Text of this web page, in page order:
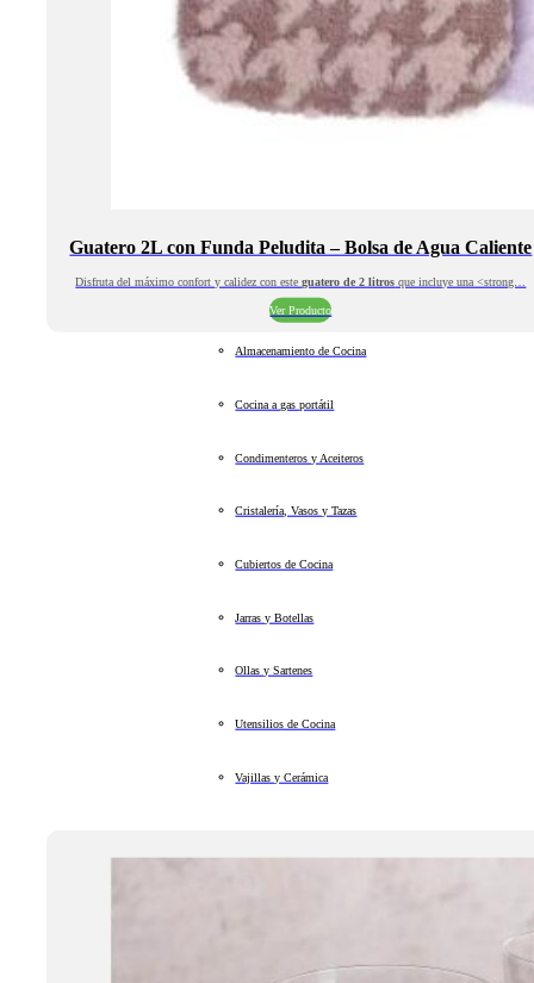
Guatero 2L con Funda Peludita – Bolsa de Agua Caliente
Disfruta del máximo confort y calidez con esteguatero de 2 litros que incluye una <strong…
Ver Producto
Almacenamiento de Cocina
Cocina a gas portátil
Condimenteros y Aceiteros
Cristalería, Vasos y Tazas
Cubiertos de Cocina
Jarras y Botellas
Ollas y Sartenes
Utensilios de Cocina
Vajillas y Cerámica